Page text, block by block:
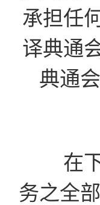
承担任
译典通
典通
在下
务之全